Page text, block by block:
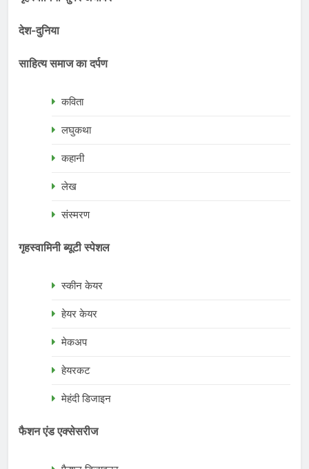
देश-दुनिया
साहित्य समाज का दर्पण
कविता
लघुकथा
कहानी
लेख
संस्मरण
गृहस्वामिनी ब्यूटी स्पेशल
स्कीन केयर
हेयर केयर
मेकअप
हेयरकट
मेहंदी डिजाइन
फैशन एंड एक्सेसरीज